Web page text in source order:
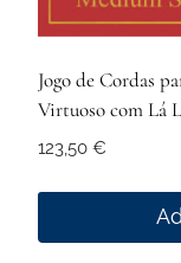
Jogo de Cordas
Virtuoso com Lá
123,50 €